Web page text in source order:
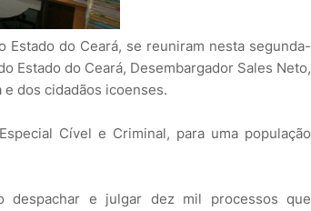
Estado do Ceará, se reuniram nesta segunda-
Estado do Ceará, Desembargador Sales Neto,
dos cidadãos icoenses.
Cível e Criminal, para uma população
despachar e julgar dez mil processos que